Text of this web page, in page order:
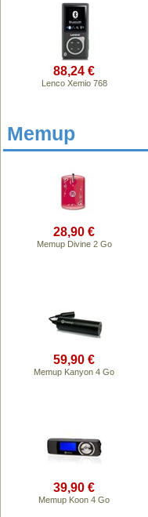
88,24 €
Lenco Xemio 768
Memup
28,90 €
Memup Divine 2 Go
59,90 €
Memup Kanyon 4 Go
39,90 €
Memup Koon 4 Go